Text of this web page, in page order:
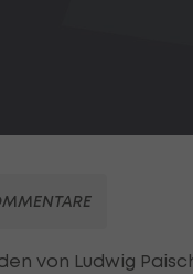
von Ludwig